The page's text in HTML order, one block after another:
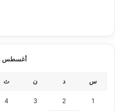
أغسطس 2026
س د ن ث
1
2
3
4